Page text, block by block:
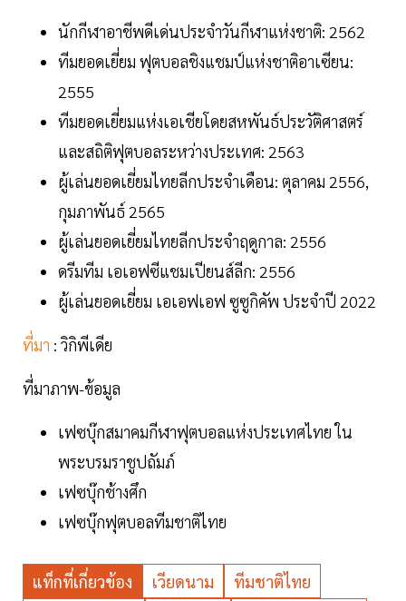
นักกีฬาอาชีพดีเด่นประจำวันกีฬาแห่งชาติ: 2562
ทีมยอดเยี่ยม ฟุตบอลชิงแชมป์แห่งชาติอาเซียน:
2555
ทีมยอดเยี่ยมแห่งเอเชียโดยสหพันธ์ประวัติศาสตร์
และสถิติฟุตบอลระหว่างประเทศ: 2563
ผู้เล่นยอดเยี่ยมไทยลีกประจำเดือน: ตุลาคม 2556,
กุมภาพันธ์ 2565
ผู้เล่นยอดเยี่ยมไทยลีกประจำฤดูกาล: 2556
ดรีมทีม เอเอฟซีแชมเปียนส์ลีก: 2556
ผู้เล่นยอดเยี่ยม เอเอฟเอฟ ซูซูกิคัพ ประจำปี 2022
ที่มา : วิกิพีเดีย
ที่มาภาพ-ข้อมูล
เฟซบุ๊กสมาคมกีฬาฟุตบอลแห่งประเทศไทย ใน
พระบรมราชูปถัมภ์
เฟซบุ๊กช้างศึก
เฟซบุ๊กฟุตบอลทีมชาติไทย
แท็กที่เกี่ยวข้อง เวียดนาม
ทีมชาติไทย